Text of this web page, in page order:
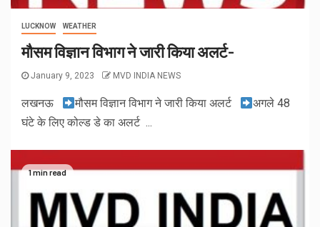
LUCKNOW WEATHER
मौसम विज्ञान विभाग ने जारी किया अलर्ट-
January 9, 2023 MVD INDIA NEWS
लखनऊ मौसम विज्ञान विभाग ने जारी किया अलर्ट
अगले 48
घंटे के लिए कोल्ड डे का अलर्ट ...
1 min read